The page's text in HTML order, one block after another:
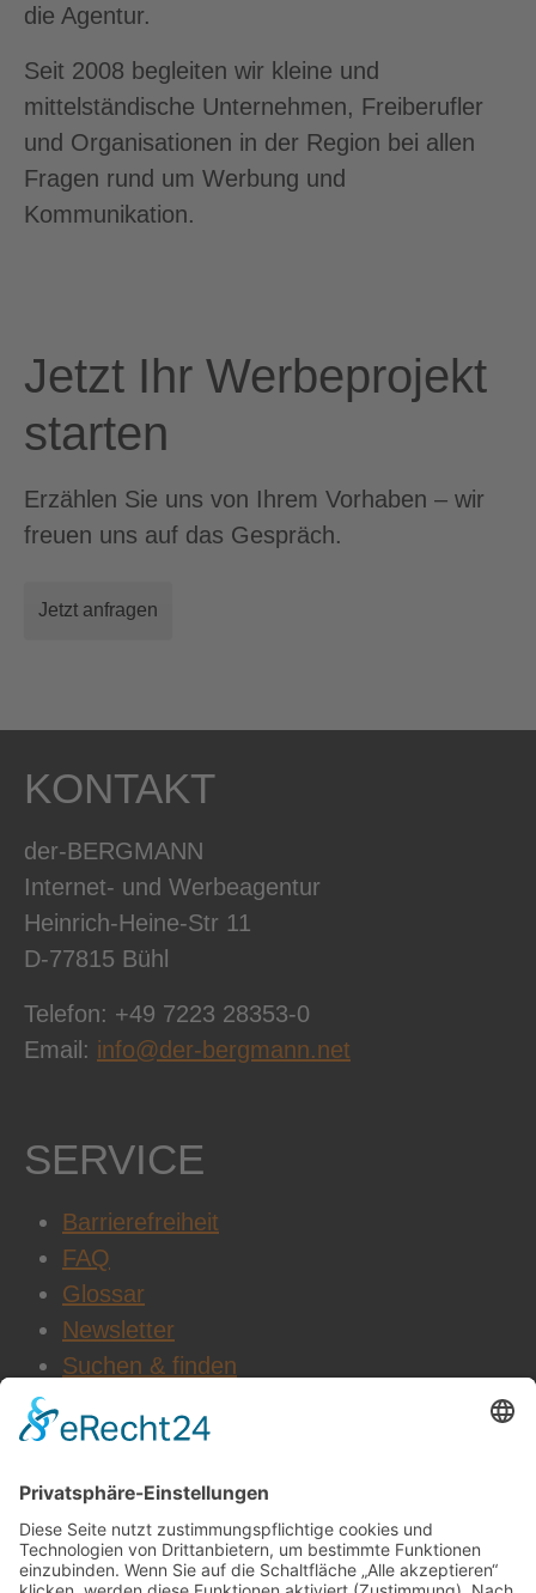
die Agentur.
Seit 2008 begleiten wir kleine und
mittelständische Unternehmen, Freiberufler
und Organisationen in der Region bei allen
Fragen rund um Werbung und
Kommunikation.
Jetzt Ihr Werbeprojekt
starten
Erzählen Sie uns von Ihrem Vorhaben – wir
freuen uns auf das Gespräch.
Jetzt anfragen
KONTAKT
der-BERGMANN
Internet- und Werbeagentur
Heinrich-Heine-Str 11
D-77815 Bühl
Telefon: +49 7223 28353-0
Email: info@der-bergmann.net
SERVICE
Barrierefreiheit
FAQ
Glossar
Newsletter
Suchen & finden
WEITERE INFOS
Datenschutz
Impressum